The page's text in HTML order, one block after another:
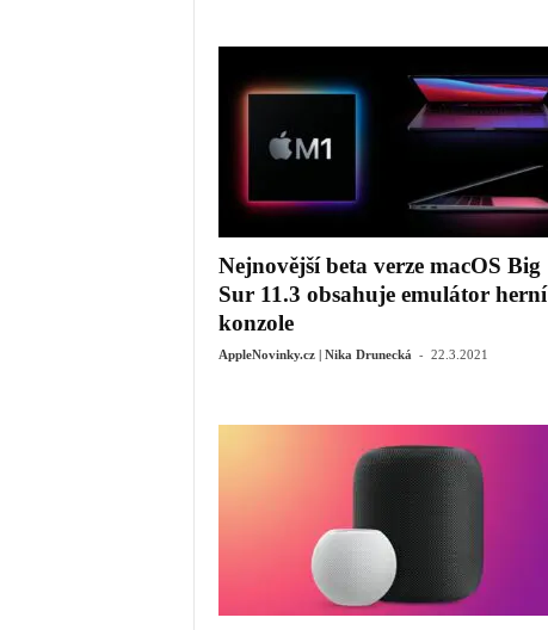
Nejnovější beta verze macOS Big
Sur 11.3 obsahuje emulátor herní
konzole
AppleNovinky.cz | Nika Drunecká - 22.3.2021